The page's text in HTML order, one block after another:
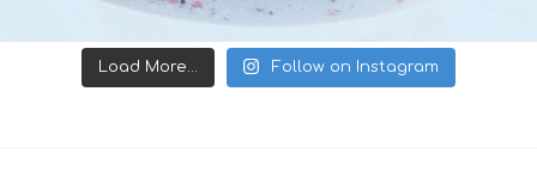
Load More... Follow on Instagram